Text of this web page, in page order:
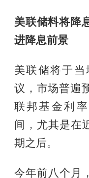
美联储料将降
进降息前景
美联储将于
议，市场普遍
联邦基金利率
间，尤其是在
期之后。
今年前八个月